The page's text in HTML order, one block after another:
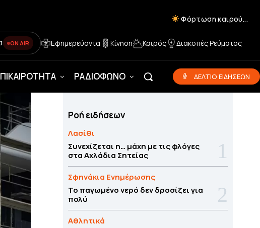
Φόρτωση καιρού...
ON AIR Εφημερεύοντα Κίνηση Καιρός Διακοπές Ρεύματος
ΡΑΔΙΟΦΩΝΟ ΔΕΛΤΙΟ ΕΙΔΗΣΕΩΝ
Ροή ειδήσεων
Λασίθι
Συνεχίζεται η… μάχη με τις φλόγες
στα Αχλάδια Σητείας
Σφηνάκια Ενημέρωσης
Το παγωμένο νερό δεν δροσίζει για
πολύ
Αθλητικά